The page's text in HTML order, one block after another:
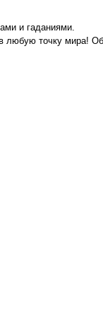
и гаданиями.
любую точку мира!